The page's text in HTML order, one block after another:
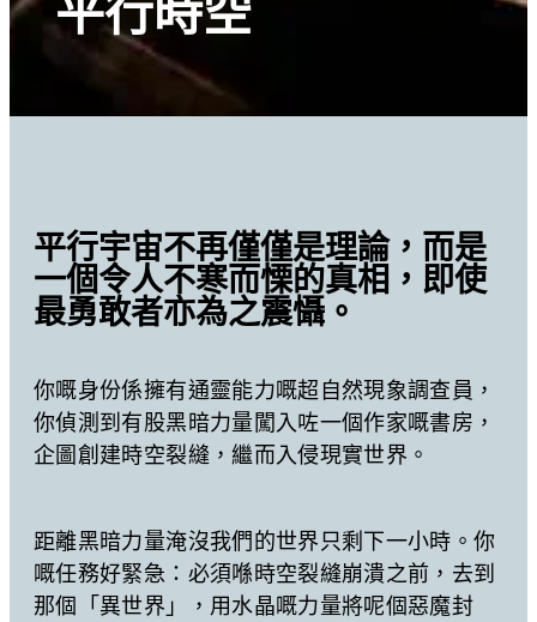
平行時空
平行宇宙不再僅僅是理論，而是
一個令人不寒而慄的真相，即使
最勇敢者亦為之震懾。
你嘅身份係擁有通靈能力嘅超自然現象調查員，
你偵測到有股黑暗力量闖入咗一個作家嘅書房，
企圖創建時空裂縫，繼而入侵現實世界。
距離黑暗力量淹沒我們的世界只剩下一小時。你
嘅任務好緊急：必須喺時空裂縫崩潰之前，去到
那個「異世界」，用水晶嘅力量將呢個惡魔封